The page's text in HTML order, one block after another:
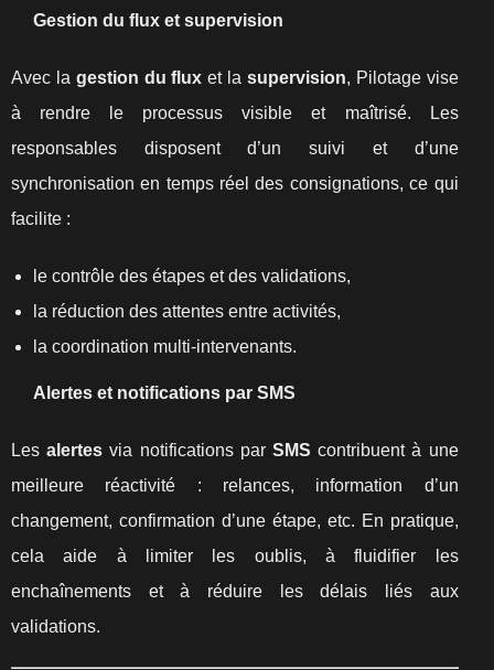
Gestion du flux et supervision
Avec la gestion du flux et la supervision, Pilotage vise
à rendre le processus visible et maîtrisé. Les
responsables disposent d’un suivi et d’une
synchronisation en temps réel des consignations, ce qui
facilite :
le contrôle des étapes et des validations,
la réduction des attentes entre activités,
la coordination multi-intervenants.
Alertes et notifications par SMS
Lesalertes via notifications par SMS contribuent à une
meilleure réactivité : relances, information d’un
changement, confirmation d’une étape, etc. En pratique,
cela aide à limiter les oublis, à fluidifier les
enchaînements et à réduire les délais liés aux
validations.